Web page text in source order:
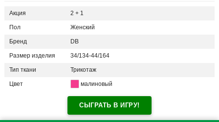
Акция 2 + 1
Пол Женский
Бренд DB
Размер изделия 34/134-44/164
Тип ткани Трикотаж
Цвет малиновый
СЫГРАТЬ В ИГРУ!